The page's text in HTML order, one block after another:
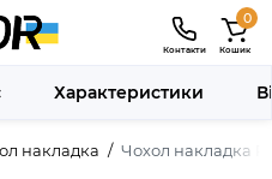
Контакти
0
Кошик
накладка Чохол накладка
Характеристики